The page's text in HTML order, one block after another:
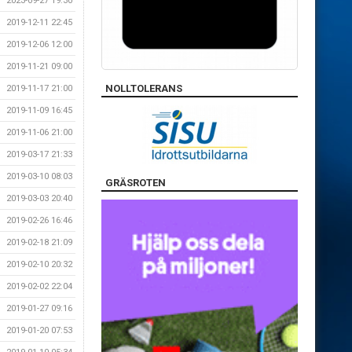
2019-12-11 22:45
2019-12-06 12:00
2019-11-21 09:00
2019-11-17 21:00
2019-11-09 16:45
2019-11-06 21:00
2019-03-17 21:33
2019-03-10 08:03
2019-03-03 20:40
2019-02-26 16:46
2019-02-18 21:09
2019-02-10 20:32
2019-02-02 22:04
2019-01-27 09:16
2019-01-20 07:53
NOLLTOLERANS
GRÄSROTEN